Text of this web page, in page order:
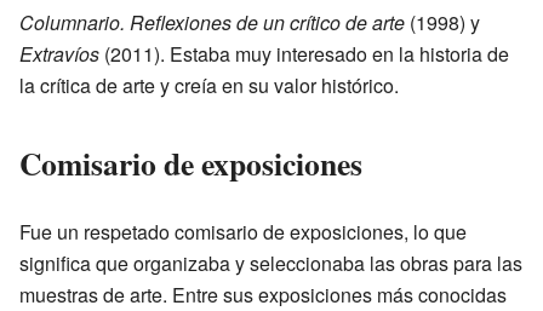
Columnario. Reflexiones de un crítico de arte (1998) y
Extravíos (2011). Estaba muy interesado en la historia de
la crítica de arte y creía en su valor histórico.
Comisario de exposiciones
Fue un respetado comisario de exposiciones, lo que
significa que organizaba y seleccionaba las obras para las
muestras de arte. Entre sus exposiciones más conocidas